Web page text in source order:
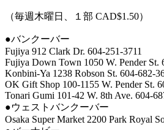
（毎週木曜日、１部 CAD$1.50）
●バンクーバー
Fujiya 912 Clark Dr. 604-251-3711
Fujiya Down Town 1050 W. Pender St.
Konbini-Ya 1238 Robson St. 604-682-
OK Gift Shop 100-1155 W. Pender St.
Tonari Gumi 101-42 W. 8th Ave. 604-
●ウェストバンクーバー
Osaka Super Market 2200 Park Royal